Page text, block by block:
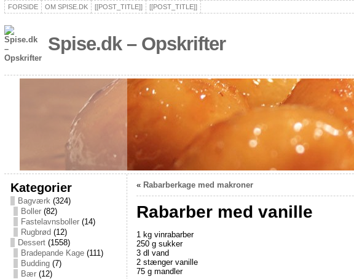
FORSIDE OM SPISE.DK [[POST_TITLE]] [[POST_TITLE]]
Spise.dk – Opskrifter
Kategorier
Bagværk(324)
Boller(82)
Fastelavnsboller(14)
Rugbrød (12)
Dessert(1558)
Bradepande Kage(111)
Budding(7)
Bær(12)
« Rabarberkage med makroner
Rabarber med vanille
1 kg vinrabarber
250 g sukker
3 dl vand
2 stænger vanille
75 g mandler